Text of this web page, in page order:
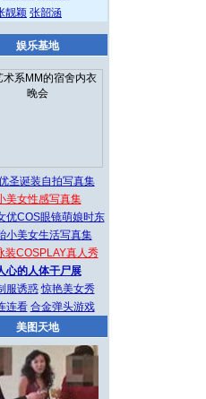
靓颖 张韶涵
娱乐基地
圣诞装自拍写真集
美女性感写真集
优COS眼镜萌娘时东
小美女生活写真集
装COSPLAY真人秀
心的人体干尸展
服诱惑 惊艳美女秀
连看 合金弹头游戏
美图天地